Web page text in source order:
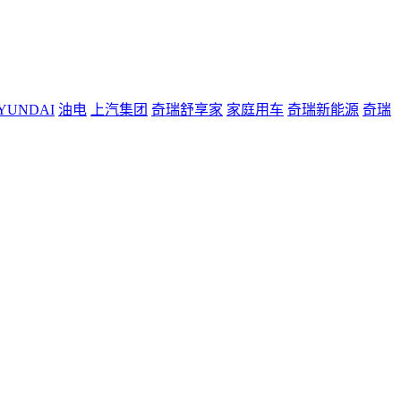
油电 上汽集团 奇瑞舒享家 家庭用车 奇瑞新能源 奇瑞